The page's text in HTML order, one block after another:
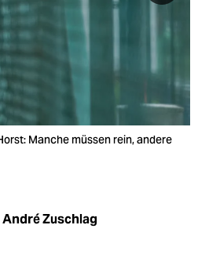
Manche müssen rein, andere
André Zuschlag